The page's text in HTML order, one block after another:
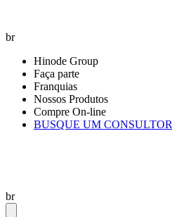
br
Hinode Group
Faça parte
Franquias
Nossos Produtos
Compre On-line
BUSQUE UM CONSULTOR
br